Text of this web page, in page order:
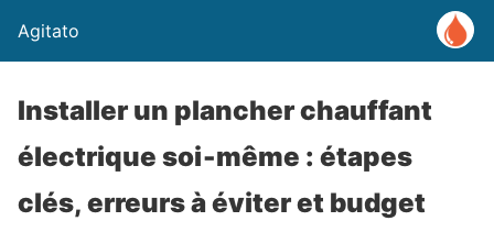
Agitato
Installer un plancher chauffant
électrique soi‑même : étapes
clés, erreurs à éviter et budget